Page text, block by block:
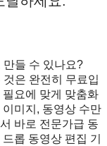
들 수 있나요?
은 완전히 무료입
요에 맞게 맞춤화
미지, 동영상 수만
바로 전문가급 동
롭 동영상 편집 기